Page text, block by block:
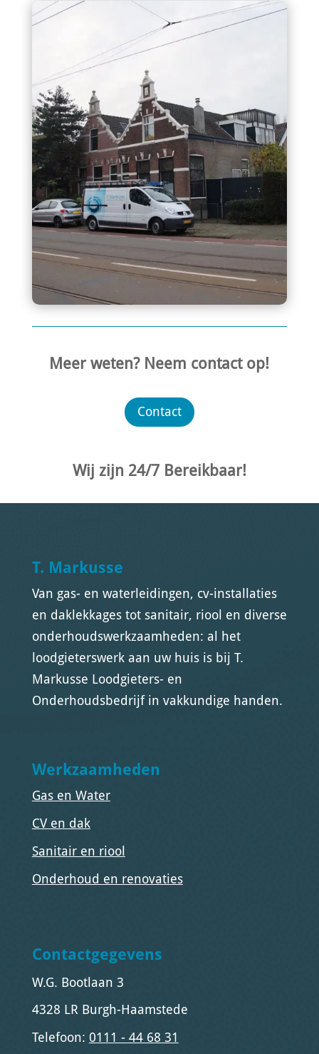
Meer weten? Neem contact op!
Contact
Wij zijn 24/7 Bereikbaar!
T. Markusse
Van gas- en waterleidingen, cv-installaties
en daklekkages tot sanitair, riool en diverse
onderhoudswerkzaamheden: al het
loodgieterswerk aan uw huis is bij T.
Markusse Loodgieters- en
Onderhoudsbedrijf in vakkundige handen.
Werkzaamheden
Gas en Water
CV en dak
Sanitair en riool
Onderhoud en renovaties
Contactgegevens
W.G. Bootlaan 3
4328 LR Burgh-Haamstede
Telefoon: 0111 - 44 68 31